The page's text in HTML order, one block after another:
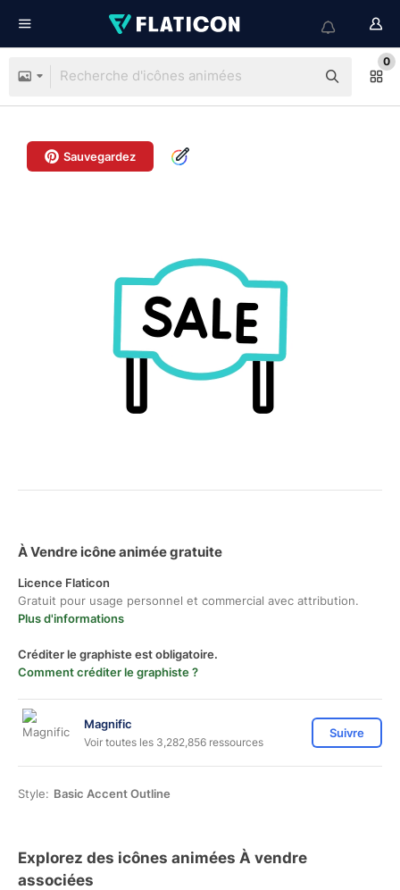
0
Sauvegardez
À Vendre icône animée gratuite
Licence Flaticon
Gratuit pour usage personnel et commercial avec attribution.
Plus d'informations
Créditer le graphiste est obligatoire.
Comment créditer le graphiste ?
Magnific
Voir toutes les 3,282,856 ressources
Suivre
Style: Basic Accent Outline
Explorez des icônes animées À vendre
associées